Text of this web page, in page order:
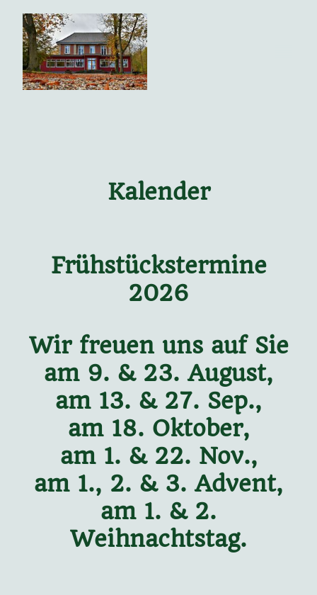
Kalender
Frühstückstermine
2026
Wir freuen uns auf Sie
am 9. & 23. August,
am 13. & 27. Sep.,
am 18. Oktober,
am 1. & 22. Nov.,
am 1., 2. & 3. Advent,
am 1. & 2.
Weihnachtstag.